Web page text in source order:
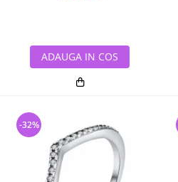
ADAUGA IN COS
-32%